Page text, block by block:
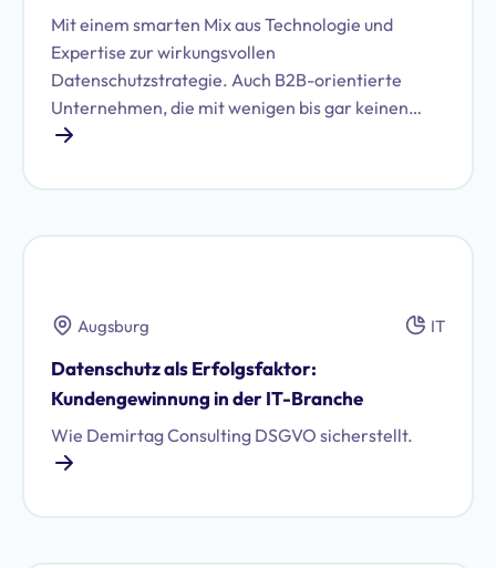
Mit einem smarten Mix aus Technologie und
Expertise zur wirkungsvollen
Datenschutzstrategie. Auch B2B-orientierte
Unternehmen, die mit wenigen bis gar keinen
personenbezogenen Daten Ihrer Kunden
regulatorische Datenschutzanforderungen
Study.Augsburg IT
Datenschutz als Erfolgsfaktor:
Kundengewinnung in der IT-Branche
Wie Demirtag Consulting DSGVO sicherstellt.